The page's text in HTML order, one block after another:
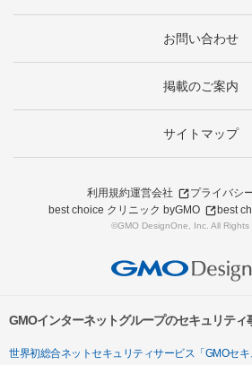
お問い合わせ
掲載のご案内
サイトマップ
利用規約運営会社
プライバシ
best choice クリニック byGMO
best
©GMO DesignOne, Inc. All Rights
GMOインターネットグループのセキュリティ
世界初総合ネットセキュリティサービス「GMOセキ